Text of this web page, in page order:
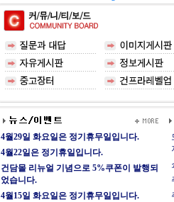
4월29일 화요일은 정기휴무일입니다.
4월22일은 정기휴일입니다.
건담몰 리뉴얼 기념으로 5%쿠폰이 발행되
었습니다.
4월15일 화요일은 정기휴무일입니다.